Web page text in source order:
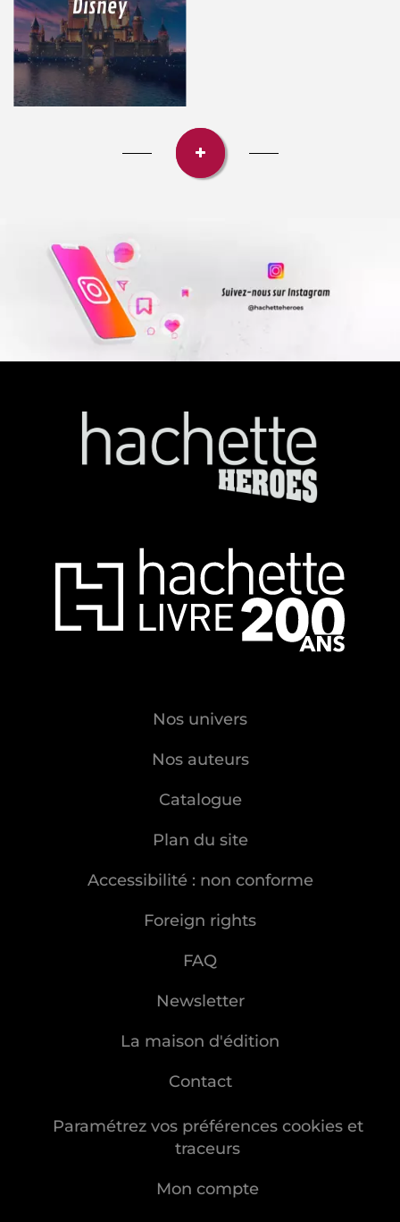
Nos univers
Nos auteurs
Catalogue
Plan du site
Accessibilité : non conforme
Foreign rights
FAQ
Newsletter
La maison d'édition
Contact
Paramétrez vos préférences cookies et
traceurs
Mon compte